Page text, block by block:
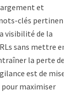
et
clés pertinents
visibilité de la
sans mettre en
la perte de
est de mise :
maximiser